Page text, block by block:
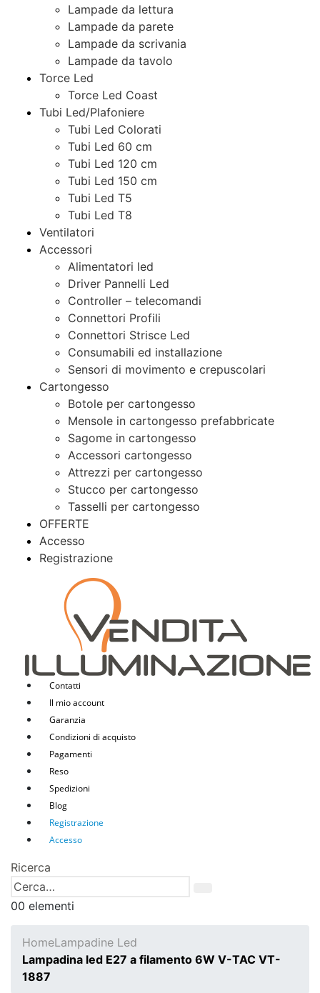
Lampade da lettura
Lampade da parete
Lampade da scrivania
Lampade da tavolo
Torce Led
Torce Led Coast
Tubi Led/Plafoniere
Tubi Led Colorati
Tubi Led 60 cm
Tubi Led 120 cm
Tubi Led 150 cm
Tubi Led T5
Tubi Led T8
Ventilatori
Accessori
Alimentatori led
Driver Pannelli Led
Controller – telecomandi
Connettori Profili
Connettori Strisce Led
Consumabili ed installazione
Sensori di movimento e crepuscolari
Cartongesso
Botole per cartongesso
Mensole in cartongesso prefabbricate
Sagome in cartongesso
Accessori cartongesso
Attrezzi per cartongesso
Stucco per cartongesso
Tasselli per cartongesso
OFFERTE
Accesso
Registrazione
Contatti
Il mio account
Garanzia
Condizioni di acquisto
Pagamenti
Reso
Spedizioni
Blog
Registrazione
Accesso
Ricerca
00 elementi
HomeLampadine Led
Lampadina led E27 a filamento 6W V-TAC VT-
1887